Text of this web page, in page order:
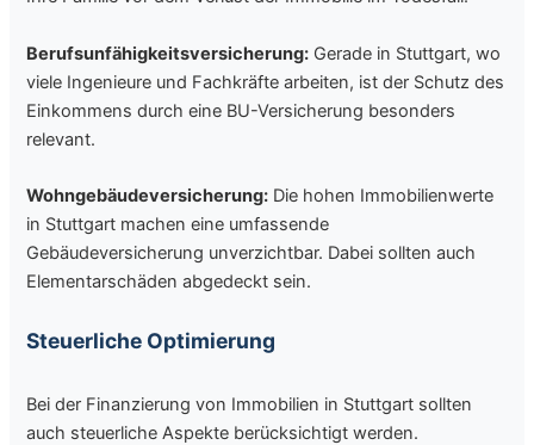
Berufsunfähigkeitsversicherung: Gerade in Stuttgart, wo
viele Ingenieure und Fachkräfte arbeiten, ist der Schutz des
Einkommens durch eine BU-Versicherung besonders
relevant.
Wohngebäudeversicherung: Die hohen Immobilienwerte
in Stuttgart machen eine umfassende
Gebäudeversicherung unverzichtbar. Dabei sollten auch
Elementarschäden abgedeckt sein.
Steuerliche Optimierung
Bei der Finanzierung von Immobilien in Stuttgart sollten
auch steuerliche Aspekte berücksichtigt werden.